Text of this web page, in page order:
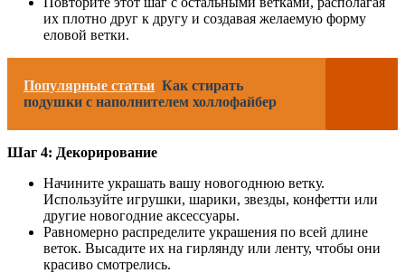
их плотно друг к другу и создавая желаемую форму
еловой ветки.
Популярные статьи Как стирать
подушки с наполнителем холлофайбер
Шаг 4: Декорирование
Начините украшать вашу новогоднюю ветку.
Используйте игрушки, шарики, звезды, конфетти или
другие новогодние аксессуары.
Равномерно распределите украшения по всей длине
веток. Высадите их на гирлянду или ленту, чтобы они
красиво смотрелись.